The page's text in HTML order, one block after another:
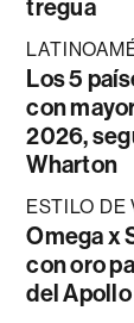
tregua
Los 5
con
2026,
Wharton
ESTILO DE
Omega x
con oro
del Apollo